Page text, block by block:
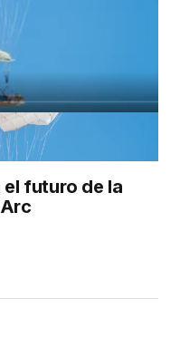
el futuro de la